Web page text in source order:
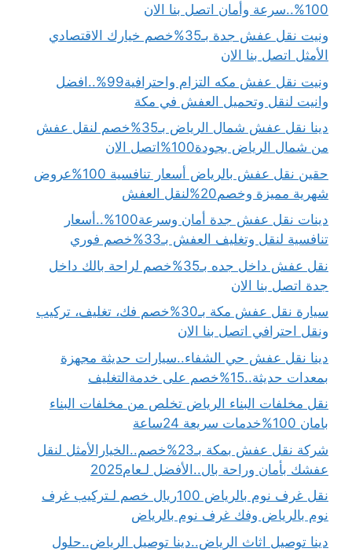
100%..سرعة وأمان اتصل بنا الان
ونيت نقل عفش جدة بـ35%خصم خيارك الاقتصادي
الأمثل اتصل بنا الان
ونيت نقل عفش مكه التزام واحترافية99%..افضل
وانيت لنقل وتحميل العفش في مكة
دينا نقل عفش شمال الرياض بـ35%خصم لنقل عفش
من شمال الرياض بجودة100%اتصل الان
حقين نقل عفش بالرياض أسعار تنافسية 100%عروض
شهرية مميزة وخصم20%لنقل العفش
دينات نقل عفش جدة أمان وسرعة100%..أسعار
تنافسية لنقل وتغليف العفش بـ33%خصم فوري
نقل عفش داخل جده بـ35%خصم لراحة بالك داخل
جدة اتصل بنا الان
سيارة نقل عفش مكة بـ30%خصم فك، تغليف، تركيب
ونقل احترافي اتصل بنا الان
دينا نقل عفش حي الشفاء..سيارات حديثة مجهزة
بمعدات حديثة..15%خصم على خدمةالتغليف
نقل مخلفات البناء الرياض تخلص من مخلفات البناء
بامان 100%خدمات سريعة 24ساعة
شركة نقل عفش بمكة بـ23%خصم..الخيارالأمثل لنقل
عفشك بأمان وراحة بال..الأفضل لـعام2025
نقل غرف نوم بالرياض 100ريال خصم لـتركيب غرف
نوم بالرياض وفك غرف نوم بالرياض
دينا توصيل اثاث الرياض..دينا توصيل الرياض..حلول